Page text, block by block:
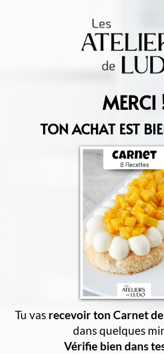
MERCI
TON ACHAT EST
Tu vas recevoir ton Carnet
dans quelques
Vérifie bien dans